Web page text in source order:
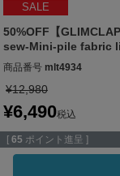
SALE
50%OFF【
sew-Mini-pile fabric
商品番号 mlt4934
¥12,980
¥6,490税込
[ 65 ポイント進呈 ]